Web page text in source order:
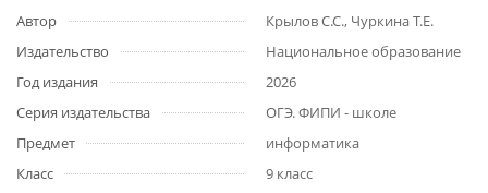
Автор
Крылов С.С., Чуркина Т.Е.
Издательство
Национальное образование
Год издания
2026
Серия издательства
ОГЭ. ФИПИ - школе
Предмет
информатика
Класс
9 класс